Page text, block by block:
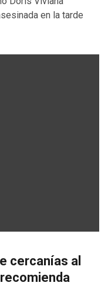
en la tarde
cercanías al